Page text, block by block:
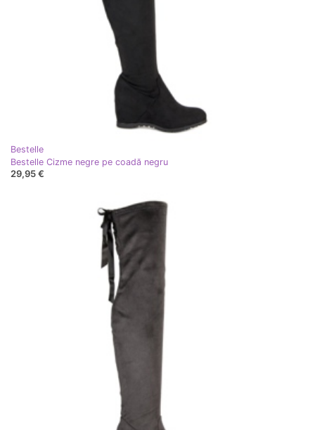
Bestelle
Bestelle Cizme negre pe coadă negru
29,95 €